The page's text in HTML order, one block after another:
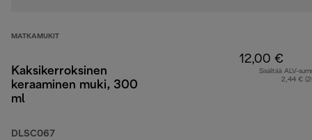
MATKAMUKIT
Kaksikerroksinen
keraaminen muki, 300
ml
DLSC067
12,00 €
Sisältää ALV-
2,44 €